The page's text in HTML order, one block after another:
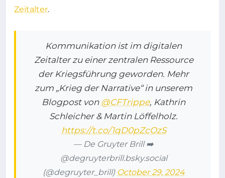
Zeitalter.
Kommunikation ist im digitalen
Zeitalter zu einer zentralen Ressource
der Kriegsführung geworden. Mehr
zum „Krieg der Narrative“ in unserem
Blogpost von @CFTrippe, Kathrin
Schleicher & Martin Löffelholz.
https://t.co/1qD0pZcOzS
— De Gruyter Brill ➡️
@degruyterbrill.bsky.social
(@degruyter_brill) October 29, 2024